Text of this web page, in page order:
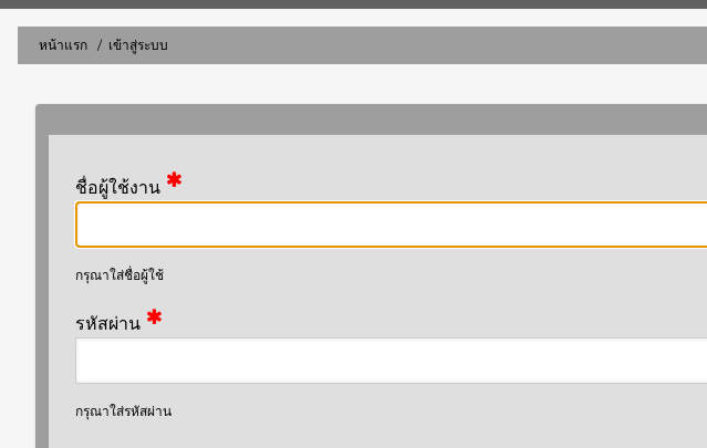
การ
แสดง
ทาง
หน้าแรก เข้าสู่ระบบ
ชื่อผู้ใช้งาน
กรุณาใส่ชื่อผู้ใช้
รหัสผ่าน
กรุณาใส่รหัสผ่าน